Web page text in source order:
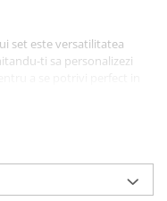
set este versatilitatea
ti sa personalizezi
constructie este unul
cu prietenii sau
buchet pastelat devine
intretinere, fiind